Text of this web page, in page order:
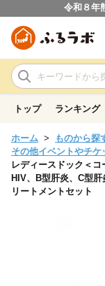
令和８年
トップ ランキング
ホーム ものから探
その他イベントやチケ
レディースドック＜コ
HIV、B型肝炎、C型
リートメントセット